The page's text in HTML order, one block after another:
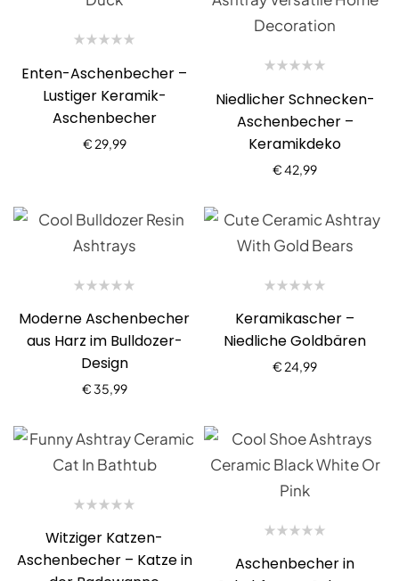
Enten-Aschenbecher –
Lustiger Keramik-
Aschenbecher
€ 29,99
Niedlicher Schnecken-
Aschenbecher –
Keramikdeko
€42,99
Moderne Aschenbecher
aus Harz im Bulldozer-
Design
€ 35,99
Keramikascher –
Niedliche Goldbären
€ 24,99
Witziger Katzen-
Aschenbecher – Katze in
Aschenbecher in